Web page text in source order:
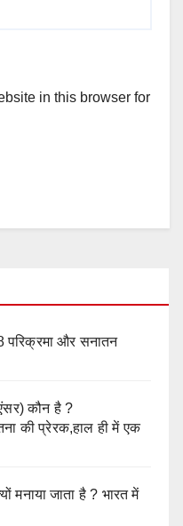
in this browser for
परिक्रमा और सनातन
कौन है ?
की प्रेरक,हाल ही में एक
मनाया जाता है ? भारत में